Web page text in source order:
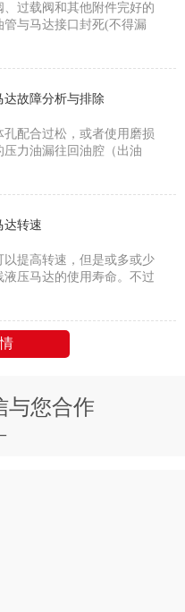
、过载阀和其他附件完好的
管与马达接口封死(不得漏
达故障分析与排除
孔配合过松，或者使用磨损
压力油漏往回油腔（出油
达转速
以提高转速，但是或多或少
液压马达的使用寿命。不过
与您合作